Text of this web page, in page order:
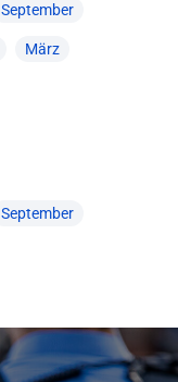
September
März
September